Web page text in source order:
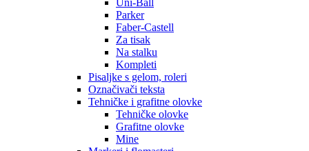
Uni-Ball
Parker
Faber-Castell
Za tisak
Na stalku
Kompleti
Pisaljke s gelom, roleri
Označivači teksta
Tehničke i grafitne olovke
Tehničke olovke
Grafitne olovke
Mine